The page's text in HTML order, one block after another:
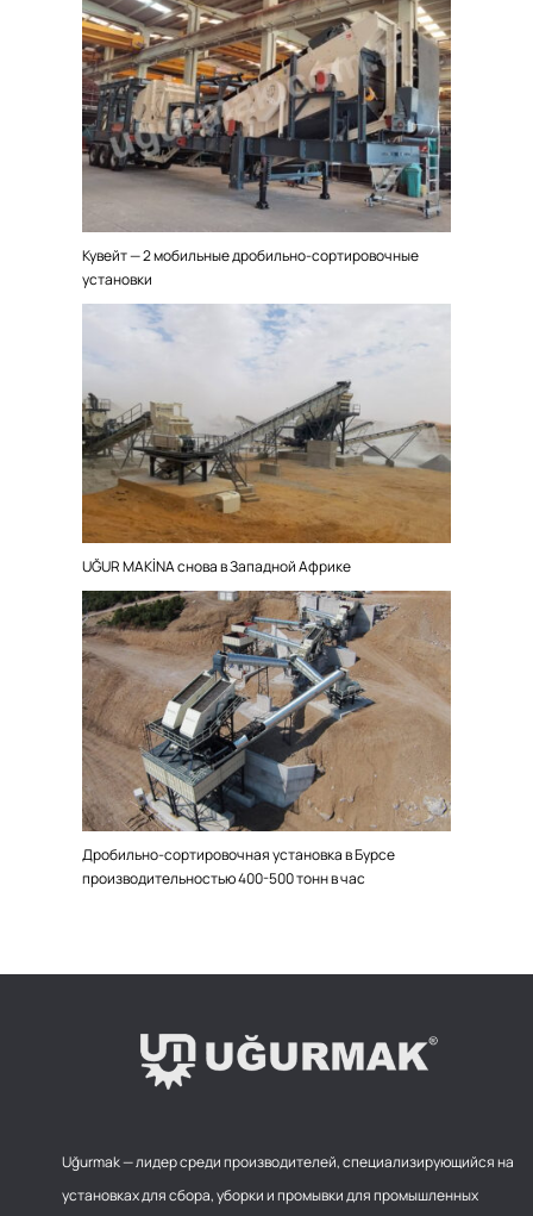
Кувейт — 2 мобильные дробильно-сортировочные
установки
UĞUR MAKİNA снова в Западной Африке
Дробильно-сортировочная установка в Бурсе
производительностью 400-500 тонн в час
Uğurmak — лидер среди производителей, специализирующийся на
установках для сбора, уборки и промывки для промышленных